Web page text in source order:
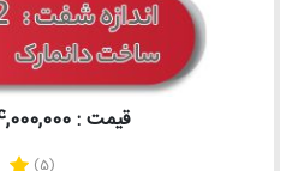
قیمت : 14,000,000 تومان
(5)